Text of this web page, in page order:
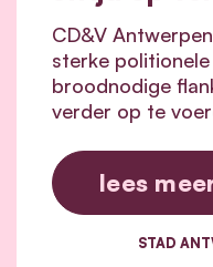
CD&V
sterke
broodnodige
verder op te
lees
STAD